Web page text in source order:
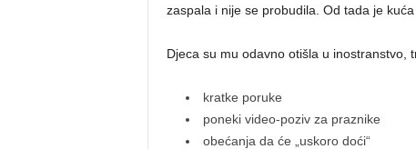
zaspala i nije se probudila. Od tada je
Djeca su mu odavno otišla u inostranstvo,
kratke poruke
poneki video-poziv za praznike
obećanja da će „uskoro doći“